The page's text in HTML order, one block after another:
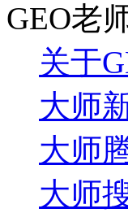
GEO老
关于
大师
大师
大师